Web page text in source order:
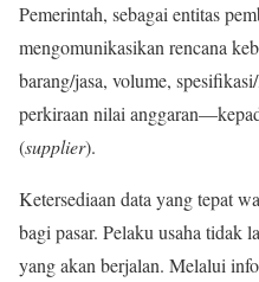
Pemerintah, sebagai entitas
mengomunikasikan rencana
barang/jasa, volume,
perkiraan nilai
(supplier).
Ketersediaan data yang tepat
bagi pasar. Pelaku usaha tidak
yang akan berjalan. Melalui